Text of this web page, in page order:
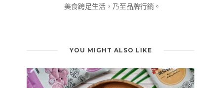
美食跨足生活，乃至品牌行銷。
YOU MIGHT ALSO LIKE